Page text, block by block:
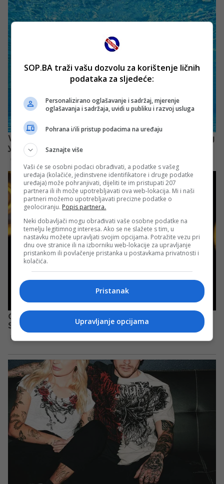
SOP.BA traži vašu dozvolu za korištenje ličnih
podataka za sljedeće:
Personalizirano oglašavanje i sadržaj, mjerenje
oglašavanja i sadržaja, uvidi u publiku i razvoj usluga
Pohrana i/ili pristup podacima na uređaju
Saznajte više
Vaši će se osobni podaci obrađivati, a podatke s vašeg
uređaja (kolačiće, jedinstvene identifikatore i druge podatke
uređaja) može pohranjivati, dijeliti te im pristupati 207
partnera ili ih može upotrebljavati ova web-lokacija. Mi i naši
partneri možemo upotrebljavati precizne podatke o
geolociranju. Popis partnera.
Neki dobavljači mogu obrađivati vaše osobne podatke na
temelju legitimnog interesa. Ako se ne slažete s tim, u
nastavku možete upravljati svojim opcijama. Potražite vezu pri
dnu ove stranice ili na izborniku web-lokacije za upravljanje
pristankom ili povlačenje pristanka u postavkama privatnosti i
kolačića.
Pristanak
Upravljanje opcijama